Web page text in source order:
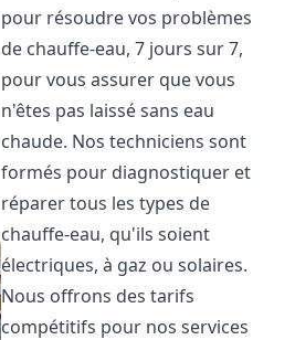
pour résoudre vos problèmes
de chauffe-eau, 7 jours sur 7,
pour vous assurer que vous
n'êtes pas laissé sans eau
chaude. Nos techniciens sont
formés pour diagnostiquer et
réparer tous les types de
chauffe-eau, qu'ils soient
électriques, à gaz ou solaires.
Nous offrons des tarifs
compétitifs pour nos services